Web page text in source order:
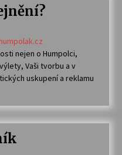
nejen o Humpolci,
Vaši tvorbu a v
uskupení a reklamu